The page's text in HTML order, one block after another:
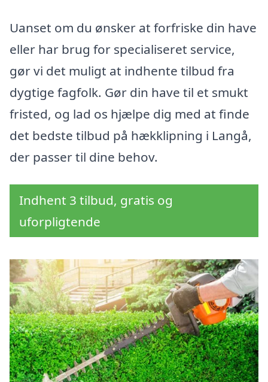
Uanset om du ønsker at forfriske din have
eller har brug for specialiseret service,
gør vi det muligt at indhente tilbud fra
dygtige fagfolk. Gør din have til et smukt
fristed, og lad os hjælpe dig med at finde
det bedste tilbud på hækklipning i Langå,
der passer til dine behov.
Indhent 3 tilbud, gratis og
uforpligtende